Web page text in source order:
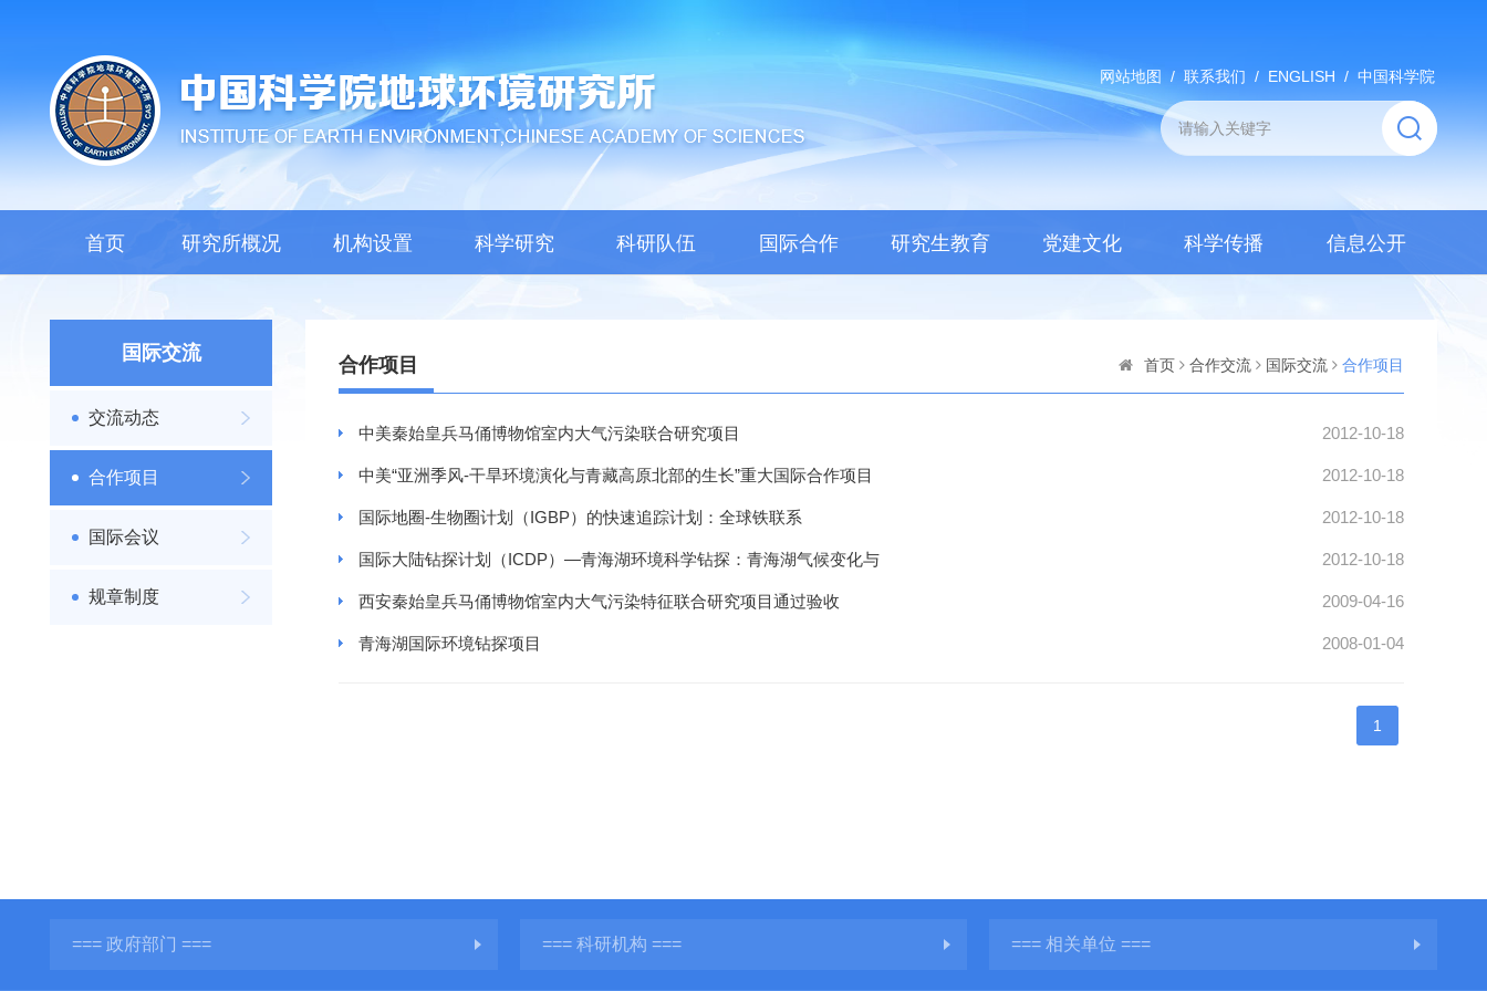
网站地图 / 联系我们 / ENGLISH / 中国科学院
首页 研究所概况 机构设置 科学研究 科研队伍 国际合作 研究生教育 党建文化 科学传播 信息公开
国际交流
交流动态
合作项目
国际会议
规章制度
合作项目 首页 合作交流 国际交流 合作项目
2012-10-18
中美秦始皇兵马俑博物馆室内大气污染联合研究项目
2012-10-18
中美“亚洲季风-干旱环境演化与青藏高原北部的生长”重大国际合作项目
2012-10-18
国际地圈-生物圈计划（IGBP）的快速追踪计划：全球铁联系
2012-10-18
国际大陆钻探计划（ICDP）—青海湖环境科学钻探：青海湖气候变化与
2009-04-16
西安秦始皇兵马俑博物馆室内大气污染特征联合研究项目通过验收
2008-01-04
青海湖国际环境钻探项目
1
=== 政府部门 === === 科研机构 === === 相关单位 ===